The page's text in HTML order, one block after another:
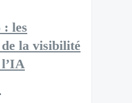
: les
de la visibilité
l’IA